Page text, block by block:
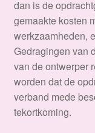
dan is de
gemaakte kosten
werkzaamheden,
Gedragingen van
van de ontwerper
worden dat de
verband mede
tekortkoming.